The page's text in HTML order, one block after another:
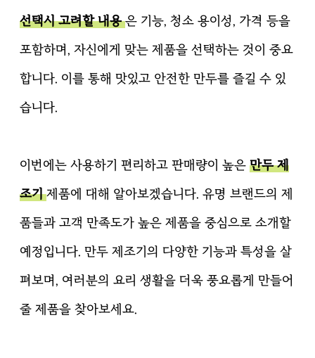
선택시 고려할 내용은 기능, 청소 용이성, 가격 등을
포함하며, 자신에게 맞는 제품을 선택하는 것이 중요
합니다. 이를 통해 맛있고 안전한 만두를 즐길 수 있
습니다.
이번에는 사용하기 편리하고 판매량이 높은 만두 제
조기제품에 대해 알아보겠습니다. 유명 브랜드의 제
품들과 고객 만족도가 높은 제품을 중심으로 소개할
예정입니다. 만두 제조기의 다양한 기능과 특성을 살
펴보며, 여러분의 요리 생활을 더욱 풍요롭게 만들어
줄 제품을 찾아보세요.